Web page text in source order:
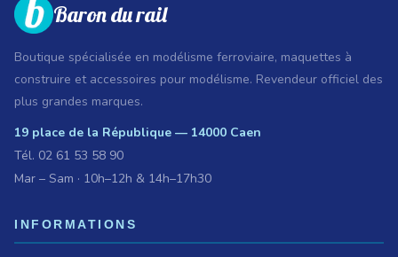
Baron du rail
Boutique spécialisée en modélisme ferroviaire, maquettes à
construire et accessoires pour modélisme. Revendeur officiel des
plus grandes marques.
19 place de la République — 14000 Caen
Tél. 02 61 53 58 90
Mar – Sam · 10h–12h & 14h–17h30
INFORMATIONS